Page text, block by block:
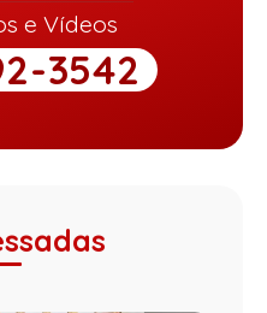
e Vídeos
3542